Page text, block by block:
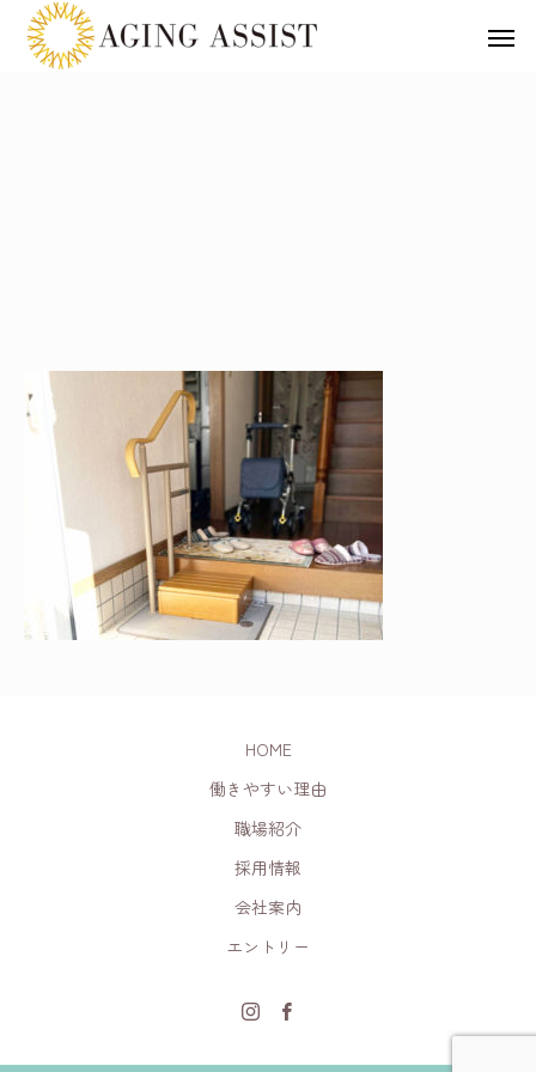
HOME
働きやすい理由
職場紹介
採用情報
会社案内
エントリー